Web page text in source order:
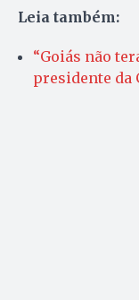
Leia também:
“Goiás não
presidente da